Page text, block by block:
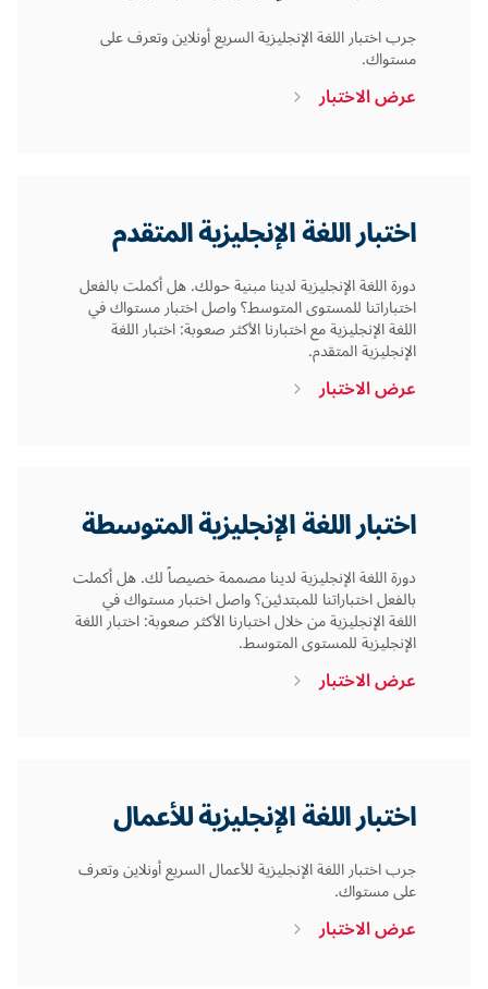
جرب اختبار اللغة الإنجليزية السريع أونلاين وتعرف على
مستواك.
عرض الاختبار
اختبار اللغة الإنجليزية المتقدم
دورة اللغة الإنجليزية لدينا مبنية حولك. هل أكملت بالفعل
اختباراتنا للمستوى المتوسط؟ واصل اختبار مستواك في
اللغة الإنجليزية مع اختبارنا الأكثر صعوبة: اختبار اللغة
الإنجليزية المتقدم.
عرض الاختبار
اختبار اللغة الإنجليزية المتوسطة
دورة اللغة الإنجليزية لدينا مصممة خصيصاً لك. هل أكملت
بالفعل اختباراتنا للمبتدئين؟ واصل اختبار مستواك في
اللغة الإنجليزية من خلال اختبارنا الأكثر صعوبة: اختبار اللغة
الإنجليزية للمستوى المتوسط.
عرض الاختبار
اختبار اللغة الإنجليزية للأعمال
جرب اختبار اللغة الإنجليزية للأعمال السريع أونلاين وتعرف
على مستواك.
عرض الاختبار